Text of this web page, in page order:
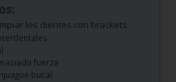
los dientes con brackets
fuerza
bucal